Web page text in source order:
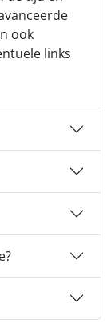
ook
links